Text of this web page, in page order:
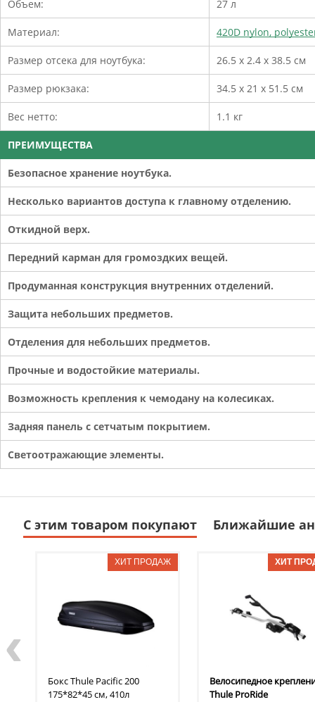
Объем: 27 л
Материал: 420D nylon,
Размер отсека для ноутбука: 26.5 x 2.4 x 38.5 см
Размер рюкзака: 34.5 x 21 x 51.5 см
Вес нетто: 1.1 кг
ПРЕИМУЩЕСТВА
Безопасное хранение ноутбука.
Несколько вариантов доступа к главному отделению.
Откидной верх.
Передний карман для громоздких вещей.
Продуманная конструкция внутренних отделений.
Защита небольших предметов.
Отделения для небольших предметов.
Прочные и водостойкие материалы.
Возможность крепления к чемодану на колесиках.
Задняя панель с сетчатым покрытием.
Светоотражающие элементы.
С этим товаром покупают Ближайшие
Бокс Thule Pacific 200
175*82*45 см, 410л
Велосипедное
ThuleProRide
‹